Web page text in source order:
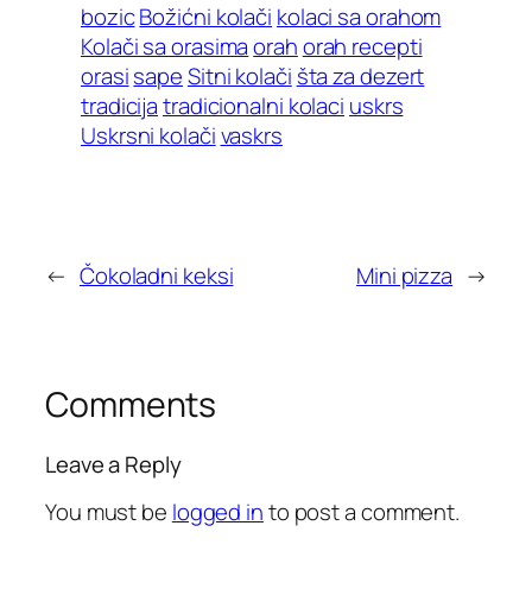
bozicBožićni kolači kolaci sa orahom
Kolači sa orasima orahorah recepti
orasisapeSitni kolači šta za dezert
tradicijatradicionalni kolaci uskrs
Uskrsni kolačivaskrs
← Čokoladni keksi →
Comments
Leave a Reply
You must be logged into post a comment.